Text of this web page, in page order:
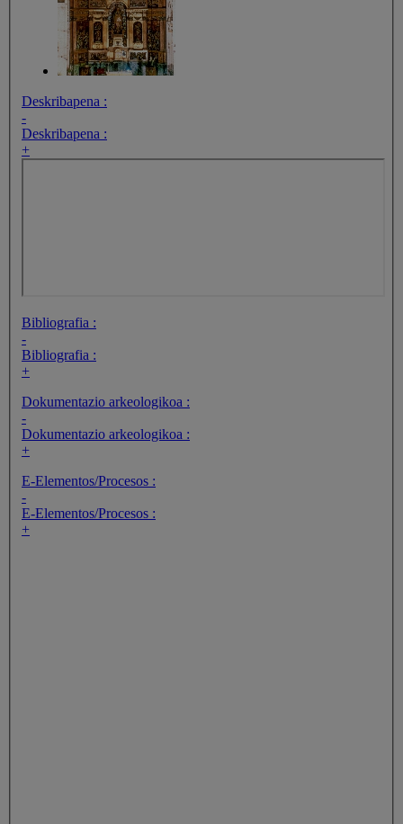
Deskribapena :
-
Deskribapena :
+
Bibliografia :
-
Bibliografia :
+
Dokumentazio arkeologikoa :
-
Dokumentazio arkeologikoa :
+
E-Elementos/Procesos :
-
E-Elementos/Procesos :
+